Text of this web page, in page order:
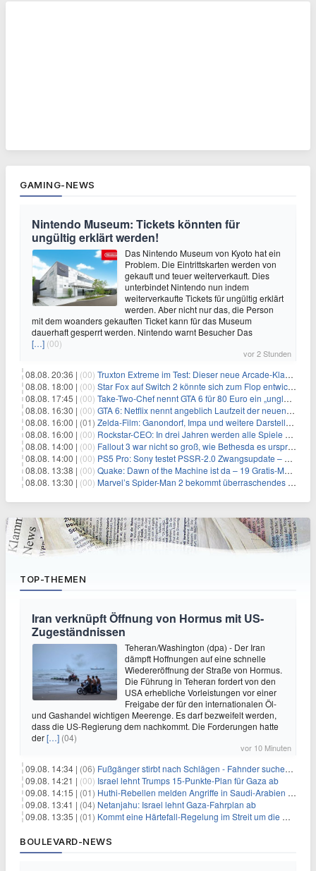
GAMING-NEWS
Nintendo Museum: Tickets könnten für
ungültig erklärt werden!
Das Nintendo Museum von Kyoto hat ein
Problem. Die Eintrittskarten werden von
gekauft und teuer weiterverkauft. Dies
unterbindet Nintendo nun indem
weiterverkaufte Tickets für ungültig erklärt
werden. Aber nicht nur das, die Person
mit dem woanders gekauften Ticket kann für das Museum
dauerhaft gesperrt werden. Nintendo warnt Besucher Das
[…] (00)
vor 2 Stunden
08.08. 20:36 | (00) Truxton Extreme im Test: Dieser neue Arcade-Klassiker verzeiht dir gar nichts
08.08. 18:00 | (00) Star Fox auf Switch 2 könnte sich zum Flop entwickeln
08.08. 17:45 | (00) Take-Two-Chef nennt GTA 6 für 80 Euro ein „unglaubliches Schnäppchen“
08.08. 16:30 | (00) GTA 6: Netflix nennt angeblich Laufzeit der neuen Gameplay-Präsentation
08.08. 16:00 | (01) Zelda-Film: Ganondorf, Impa und weitere Darsteller sollen feststehen
08.08. 16:00 | (00) Rockstar-CEO: In drei Jahren werden alle Spiele gestreamt
08.08. 14:00 | (00) Fallout 3 war nicht so groß, wie Bethesda es ursprünglich wollte
08.08. 14:00 | (00) PS5 Pro: Sony testet PSSR-2.0 Zwangsupdate – und das ist gut so
08.08. 13:38 | (00) Quake: Dawn of the Machine ist da – 19 Gratis-Maps von MachineGames zum 30. Jubiläum
08.08. 13:30 | (00) Marvel’s Spider-Man 2 bekommt überraschendes PS5-Update mit gewünschter Komfortfunktion
TOP-THEMEN
Iran verknüpft Öffnung von Hormus mit US-
Zugeständnissen
Teheran/Washington (dpa) - Der Iran
dämpft Hoffnungen auf eine schnelle
Wiedereröffnung der Straße von Hormus.
Die Führung in Teheran fordert von den
USA erhebliche Vorleistungen vor einer
Freigabe der für den internationalen Öl-
und Gashandel wichtigen Meerenge. Es darf bezweifelt werden,
dass die US-Regierung dem nachkommt. Die Forderungen hatte
der[…] (04)
vor 10 Minuten
09.08. 14:34 | (06) Fußgänger stirbt nach Schlägen - Fahnder suchen Autofahrer
09.08. 14:21 | (00) Israel lehnt Trumps 15-Punkte-Plan für Gaza ab
09.08. 14:15 | (01) Huthi-Rebellen melden Angriffe in Saudi-Arabien und im Jemen
09.08. 13:41 | (04) Netanjahu: Israel lehnt Gaza-Fahrplan ab
09.08. 13:35 | (01) Kommt eine Härtefall-Regelung im Streit um die Rente mit 63?
BOULEVARD-NEWS